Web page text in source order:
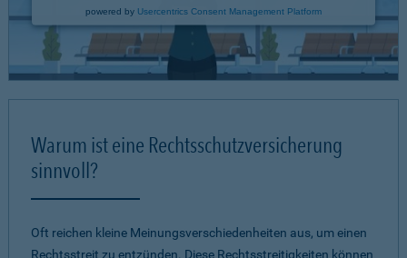
powered by Usercentrics Consent Management Platform
Warum ist eine Rechtsschutzversicherung
sinnvoll?
Oft reichen kleine Meinungsverschiedenheiten aus, um einen
Rechtsstreit zu entzünden. Diese Rechtsstreitigkeiten können